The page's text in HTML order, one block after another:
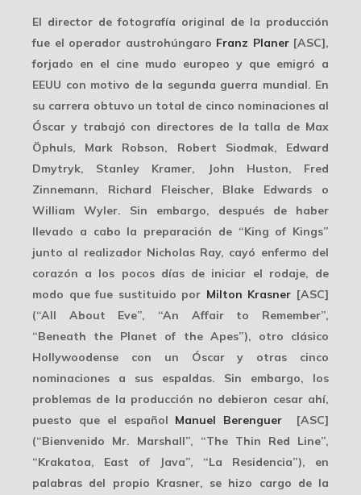
El director de fotografía original de la producción
fue el operador austrohúngaro Franz Planer[ASC],
forjado en el cine mudo europeo y que emigró a
EEUU con motivo de la segunda guerra mundial. En
su carrera obtuvo un total de cinco nominaciones al
Óscar y trabajó con directores de la talla de Max
Öphuls, Mark Robson, Robert Siodmak, Edward
Dmytryk, Stanley Kramer, John Huston, Fred
Zinnemann, Richard Fleischer, Blake Edwards o
William Wyler. Sin embargo, después de haber
llevado a cabo la preparación de “King of Kings”
junto al realizador Nicholas Ray, cayó enfermo del
corazón a los pocos días de iniciar el rodaje, de
modo que fue sustituido por Milton Krasner [ASC]
(“All About Eve”, “An Affair to Remember”,
“Beneath the Planet of the Apes”), otro clásico
Hollywoodense con un Óscar y otras cinco
nominaciones a sus espaldas. Sin embargo, los
problemas de la producción no debieron cesar ahí,
puesto que el español Manuel Berenguer [ASC]
(“Bienvenido Mr. Marshall”, “The Thin Red Line”,
“Krakatoa, East of Java”, “La Residencia”), en
palabras del propio Krasner, se hizo cargo de la